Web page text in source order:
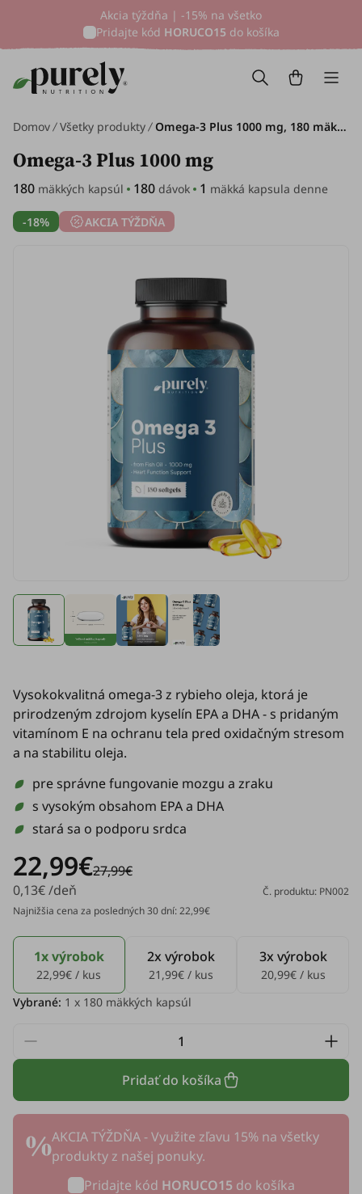
Akcia týždňa | -15% na všetko
Pridajte kód HORUCO15 do košíka
Domov Všetky produkty Omega-3 Plus 1000 mg, 180 mäkkých kapsúl
Omega-3 Plus 1000 mg
180 mäkkých kapsúl 180 dávok 1 mäkká kapsula denne
-18% AKCIA TÝŽDŇA
Vysokokvalitná omega-3 z rybieho oleja, ktorá je
prirodzeným zdrojom kyselín EPA a DHA - s pridaným
vitamínom E na ochranu tela pred oxidačným stresom
a na stabilitu oleja.
pre správne fungovanie mozgu a zraku
s vysokým obsahom EPA a DHA
stará sa o podporu srdca
22,99€27,99€
0,13€ /deň
Č. produktu: PN002
Najnižšia cena za posledných 30 dní: 22,99€
1x výrobok
22,99€ / kus
2x výrobok
21,99€ / kus
3x výrobok
20,99€ / kus
Vybrané: 1 x 180 mäkkých kapsúl
Pridať do košíka
AKCIA TÝŽDŇA - Využite zľavu 15% na všetky
produkty z našej ponuky.
Pridajte kód HORUCO15 do košíka